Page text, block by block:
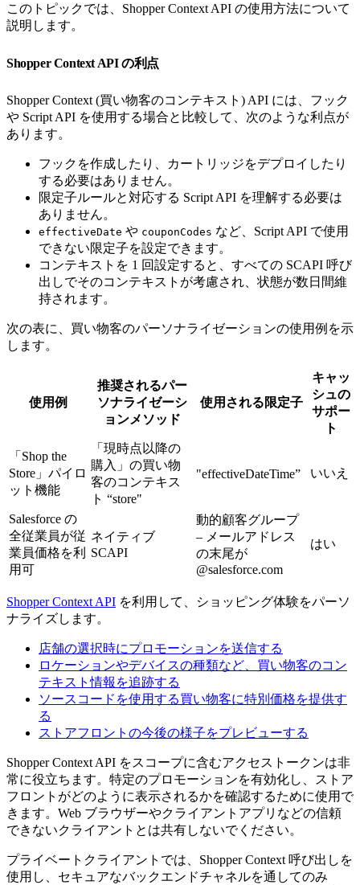
このトピックでは、Shopper Context API の使用方法について
説明します。
Shopper Context API の利点
Shopper Context (買い物客のコンテキスト) API には、フック
や Script API を使用する場合と比較して、次のような利点が
あります。
フックを作成したり、カートリッジをデプロイしたり
する必要はありません。
限定子ルールと対応する Script API を理解する必要は
ありません。
effectiveDate や couponCodes など、Script API で使用
できない限定子を設定できます。
コンテキストを 1 回設定すると、すべての SCAPI 呼び
出しでそのコンテキストが考慮され、状態が数日間維
持されます。
次の表に、買い物客のパーソナライゼーションの使用例を示
します。
使用例
推奨されるパー
ソナライゼーシ
ョンメソッド
使用される限定子
キャッ
シュの
サポー
ト
「Shop the
Store」パイロ
ット機能
「現時点以降の
購入」の買い物
客のコンテキス
ト “store"
"effectiveDateTime” いいえ
Salesforce の
全従業員が従
業員価格を利
用可
ネイティブ
SCAPI
動的顧客グループ
– メールアドレス
の末尾が
@salesforce.com
はい
Shopper Context API を利用して、ショッピング体験をパーソ
ナライズします。
店舗の選択時にプロモーションを送信する
ロケーションやデバイスの種類など、買い物客のコン
テキスト情報を追跡する
ソースコードを使用する買い物客に特別価格を提供す
る
ストアフロントの今後の様子をプレビューする
Shopper Context API をスコープに含むアクセストークンは非
常に役立ちます。特定のプロモーションを有効化し、ストア
フロントがどのように表示されるかを確認するために使用で
きます。Web ブラウザーやクライアントアプリなどの信頼
できないクライアントとは共有しないでください。
プライベートクライアントでは、Shopper Context 呼び出しを
使用し、セキュアなバックエンドチャネルを通してのみ